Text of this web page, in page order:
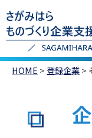
HOME >登録企業>